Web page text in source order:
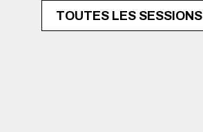
TOUTES LES SESSIONS